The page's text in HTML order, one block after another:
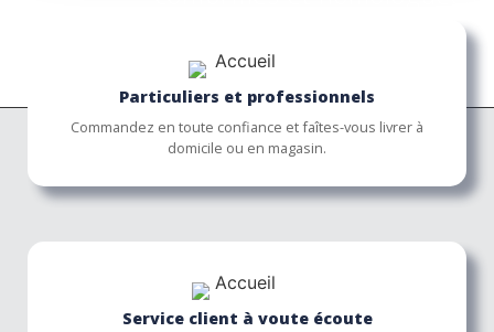
Particuliers et professionnels
Commandez en toute confiance et faîtes-vous livrer à
domicile ou en magasin.
Service client à voute écoute